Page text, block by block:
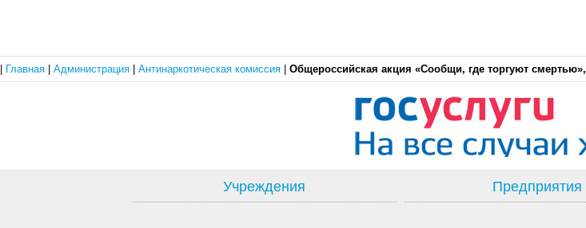
Главная Администрация Антинаркотическая комиссия Общероссийская акция «Сообщи, где торгуют смертью»,
Учреждения Предприятия